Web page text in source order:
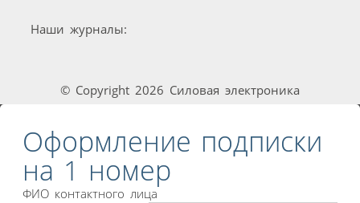
Наши журналы:
© Copyright 2026 Силовая электроника
Оформление подписки
на 1 номер
ФИО контактного лица